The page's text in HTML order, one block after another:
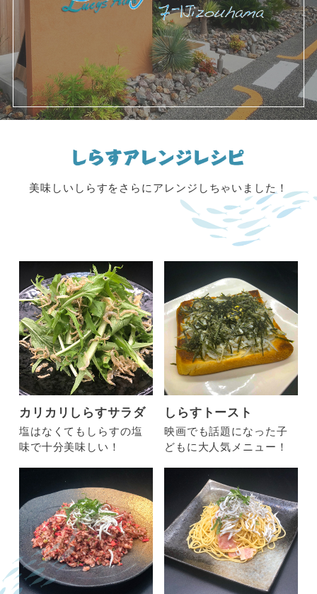
美味しいしらすをさらにアレンジしちゃいました！
カリカリしらすサラダ
塩はなくてもしらすの塩
味で十分美味しい！
しらすトースト
映画でも話題になった子
どもに大人気メニュー！